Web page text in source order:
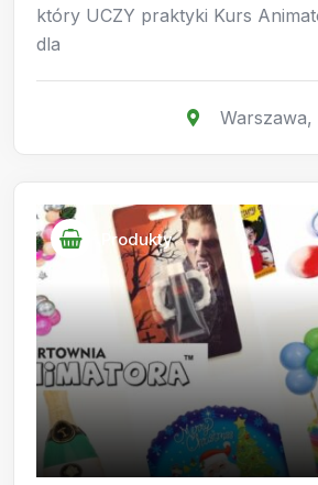
który UCZY praktyki Kurs
dla
Warszawa,
Produkty